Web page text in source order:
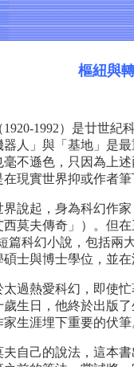
樞紐與
1992）是廿世紀
人」與「基地」是
不遜色，只因為上
現實世界抑或作者
起，身為科幻作家
西莫夫傳奇」）。但
篇科幻小說，包括兩
士與博士學位，並
熱愛科幻，即使忙
歲生日，他終於出版
家生涯埋下重要的伏筆
己的說法，這本書